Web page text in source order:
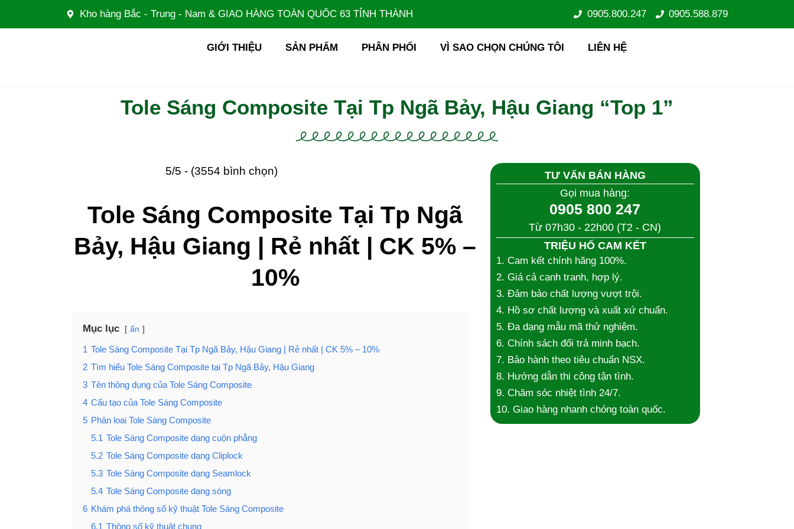
Kho hàng Bắc - Trung - Nam & GIAO HÀNG TOÀN QUỐC 63 TỈNH THÀNH 0905.800.247 0905.588.879
GIỚI THIỆU SẢN PHẨM PHÂN PHỐI VÌ SAO CHỌN CHÚNG TÔI LIÊN HỆ
Tole Sáng Composite Tại Tp Ngã Bảy, Hậu Giang “Top 1”
5/5 - (3554 bình chọn)
Tole Sáng Composite Tại Tp Ngã
Bảy, Hậu Giang | Rẻ nhất | CK 5% –
10%
Mục lục ẩn
1 Tole Sáng Composite Tại Tp Ngã Bảy, Hậu Giang | Rẻ nhất | CK 5% – 10%
2 Tìm hiểu Tole Sáng Composite tại Tp Ngã Bảy, Hậu Giang
3 Tên thông dụng của Tole Sáng Composite
4 Cấu tạo của Tole Sáng Composite
5 Phân loại Tole Sáng Composite
5.1 Tole Sáng Composite dạng cuộn phẳng
5.2 Tole Sáng Composite dạng Cliplock
5.3 Tole Sáng Composite dạng Seamlock
5.4 Tole Sáng Composite dạng sóng
6 Khám phá thông số kỹ thuật Tole Sáng Composite
6.1 Thông số kỹ thuật chung
TƯ VẤN BÁN HÀNG
Gọi mua hàng:
0905 800 247
Từ 07h30 - 22h00 (T2 - CN)
TRIỆU HỔ CAM KẾT
1. Cam kết chính hãng 100%.
2. Giá cả cạnh tranh, hợp lý.
3. Đảm bảo chất lượng vượt trội.
4. Hồ sơ chất lượng và xuất xứ chuẩn.
5. Đa dạng mẫu mã thử nghiệm.
6. Chính sách đổi trả minh bạch.
7. Bảo hành theo tiêu chuẩn NSX.
8. Hướng dẫn thi công tận tình.
9. Chăm sóc nhiệt tình 24/7.
10. Giao hàng nhanh chóng toàn quốc.